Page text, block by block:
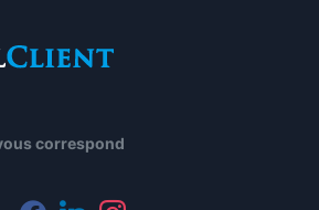
correspond
facebooklinkedininstagram